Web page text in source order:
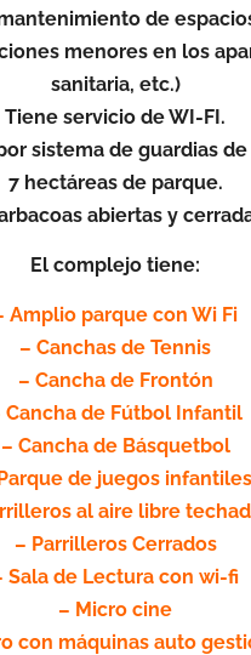
de
menores en los
sanitaria, etc.)
Tiene servicio de WI-FI.
sistema de guardias de
7 hectáreas de parque.
abiertas y
El complejo tiene:
Amplio parque con Wi Fi
– Canchas de Tennis
– Cancha de Frontón
Cancha de Fútbol Infantil
– Cancha de Básquetbol
de juegos infantiles
al aire libre
– Parrilleros Cerrados
Sala de Lectura con wi-fi
– Micro cine
con máquinas auto